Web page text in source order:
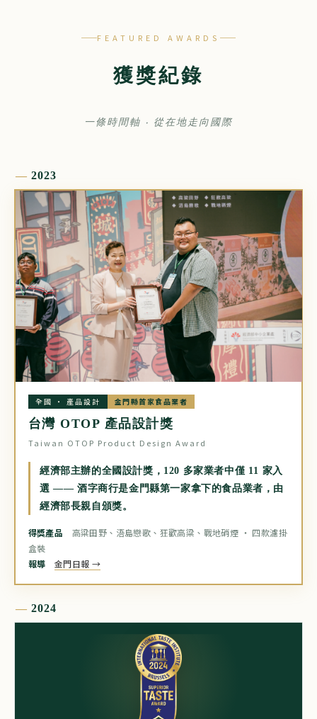
FEATURED AWARDS
獲獎紀錄
一條時間軸 ‧ 從在地走向國際
2023
全國 ‧ 產品設計 金門縣首家食品業者
台灣 OTOP 產品設計獎
Taiwan OTOP Product Design Award
經濟部主辦的全國設計獎，120 多家業者中僅 11 家入
選 —— 酒字商行是金門縣第一家拿下的食品業者，由
經濟部長親自頒獎。
得獎產品 高粱田野、浯島戀歌、狂歡高粱、戰地硝煙 ‧ 四款濾掛
盒裝
報導
金門日報 →
2024